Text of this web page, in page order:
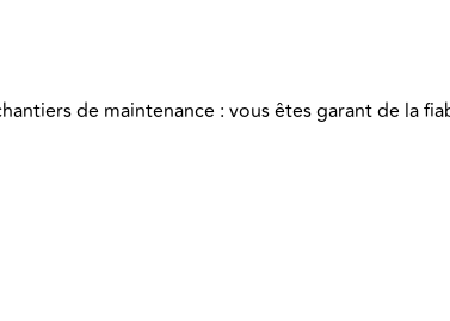
de maintenance : vous êtes garant de la